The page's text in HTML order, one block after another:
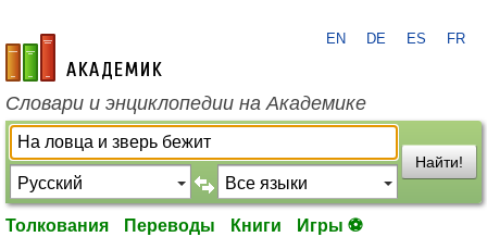
academic.ru
EN DE ES FR
Словари и энциклопедии на Академике
Найти!
Толкования Переводы Книги Игры ⚽